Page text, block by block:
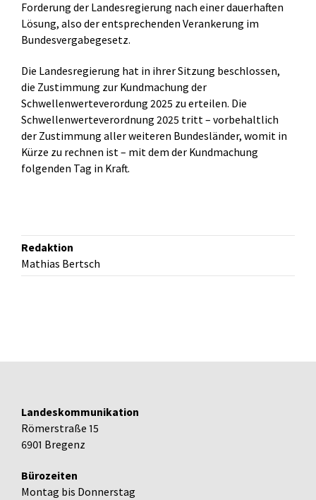
Forderung der Landesregierung nach einer dauerhaften
Lösung, also der entsprechenden Verankerung im
Bundesvergabegesetz.
Die Landesregierung hat in ihrer Sitzung beschlossen,
die Zustimmung zur Kundmachung der
Schwellenwerteverordung 2025 zu erteilen. Die
Schwellenwerteverordnung 2025 tritt – vorbehaltlich
der Zustimmung aller weiteren Bundesländer, womit in
Kürze zu rechnen ist – mit dem der Kundmachung
folgenden Tag in Kraft.
Redaktion
Mathias Bertsch
Landeskommunikation
Römerstraße 15
6901 Bregenz
Bürozeiten
Montag bis Donnerstag